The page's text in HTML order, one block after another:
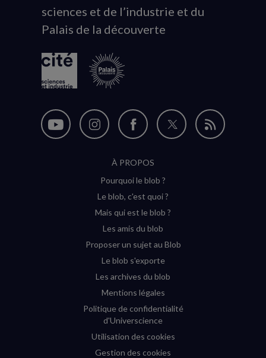
du
logo
sciences et de l’industrie et du
Palais de la découverte
Nous
Nous
Instagram
(nouvelle
Nous
sur
Facebook
(nouvelle
Nous
Flux
À PROPOS
Pourquoi le blob ?
Le blob, c'est quoi ?
Mais qui est le blob ?
Les amis du blob
Proposer un sujet au Blob
Le blob s'exporte
Les archives du blob
Mentions légales
Politique de confidentialité
d'Universcience
Utilisation des cookies
Gestion des cookies